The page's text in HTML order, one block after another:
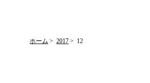
ホーム 2017 12